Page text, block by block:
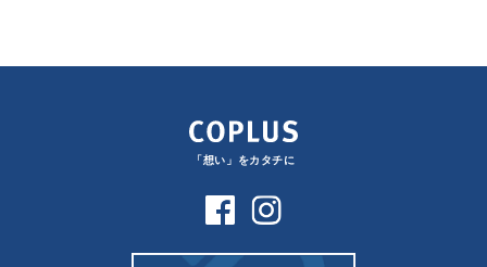
「想い」をカタチに